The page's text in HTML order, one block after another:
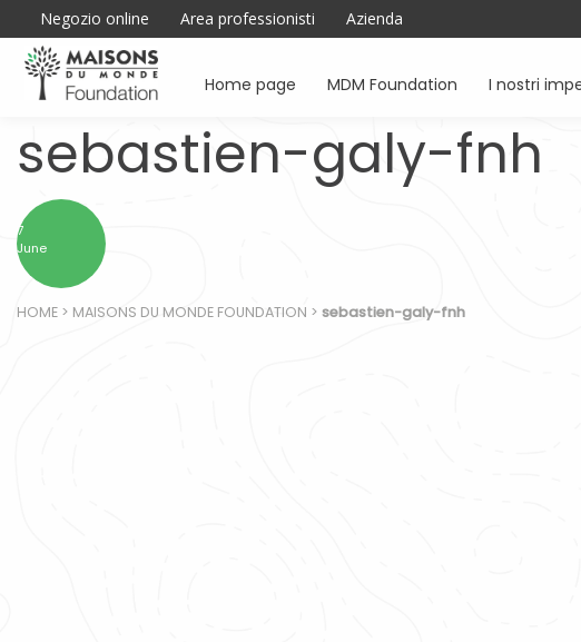
Negozio online Area professionisti Azienda
Home page MDM Foundation I nostri
sebastien-galy-fnh
7
June
HOME > MAISONS DU MONDE FOUNDATION > sebastien-galy-fnh